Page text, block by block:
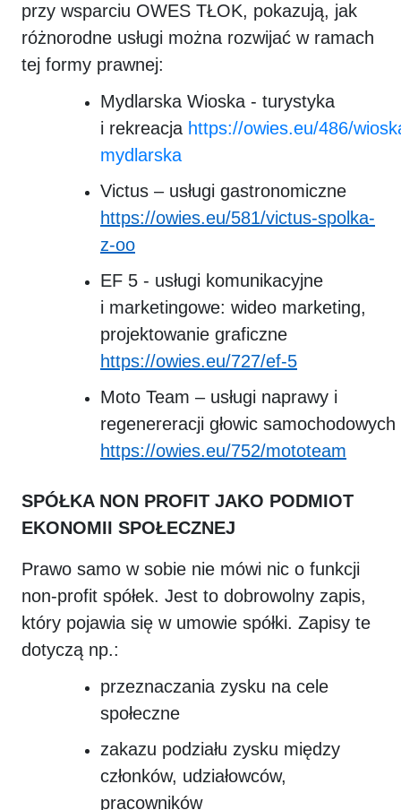
przy wsparciu OWES TŁOK, pokazują, jak
różnorodne usługi można rozwijać w ramach
tej formy prawnej:
Mydlarska Wioska - turystyka
i rekreacja https://owies.eu/486/
mydlarska
Victus – usługi gastronomiczne
https://owies.eu/581/victus-spolka-
z-oo
EF 5 - usługi komunikacyjne
i marketingowe: wideo marketing,
projektowanie graficzne
https://owies.eu/727/ef-5
Moto Team – usługi naprawy i
regenereracji głowic samochodowych
https://owies.eu/752/mototeam
SPÓŁKA NON PROFIT JAKO PODMIOT
EKONOMII SPOŁECZNEJ
Prawo samo w sobie nie mówi nic o funkcji
non-profit spółek. Jest to dobrowolny zapis,
który pojawia się w umowie spółki. Zapisy te
dotyczą np.:
przeznaczania zysku na cele
społeczne
zakazu podziału zysku między
członków, udziałowców,
pracowników